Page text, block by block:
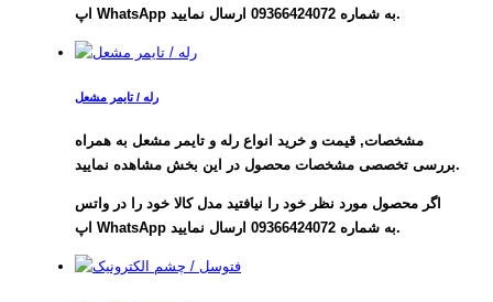
اپ WhatsApp به شماره 09366424072 ارسال نمایید.
رله / تایمر مشعل
مشخصات, قیمت و خرید انواع رله و تایمر مشعل به همراه
بررسی تخصصی مشخصات محصول در این بخش مشاهده نمایید.
اگر محصول مورد نظر خود را نیافتید مدل کالا خود را در واتس
اپ WhatsApp به شماره 09366424072 ارسال نمایید.